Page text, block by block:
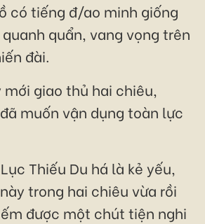
có tiếng đ/ao minh giống
quẩn, vang vọng trên
đài.
giao thủ hai chiêu,
muốn vận dụng toàn lực
Thiếu Du há là kẻ yếu,
trong hai chiêu vừa rồi
được một chút tiện nghi